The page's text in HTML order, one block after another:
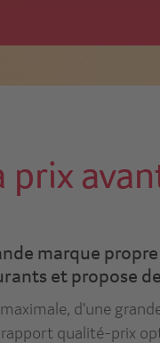
prix
marque
et propose
d'une
qualité-prix